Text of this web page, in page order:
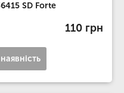
SD Forte
110 грн